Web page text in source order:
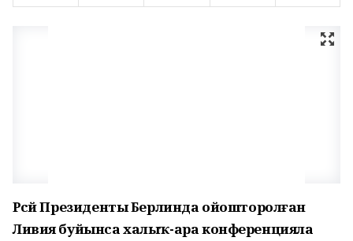
Рәсәй Президенты Берлинда ойошторолған
Ливия буйынса халыҡ-ара конференцияла